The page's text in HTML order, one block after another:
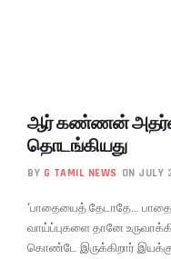
ஆர் கண்ணன்
தொடங்கியது
BY G TAMIL NEWS ON JULY
‘பாதையைத் தேடாதே…
வாய்ப்புகளை தானே
கொண்டே இருக்கிறார்